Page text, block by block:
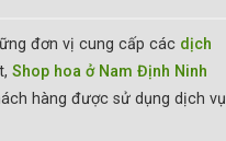
đơn vị cung cấp các dịch
Shop hoa ở Nam Định Ninh
hàng được sử dụng dịch vụ